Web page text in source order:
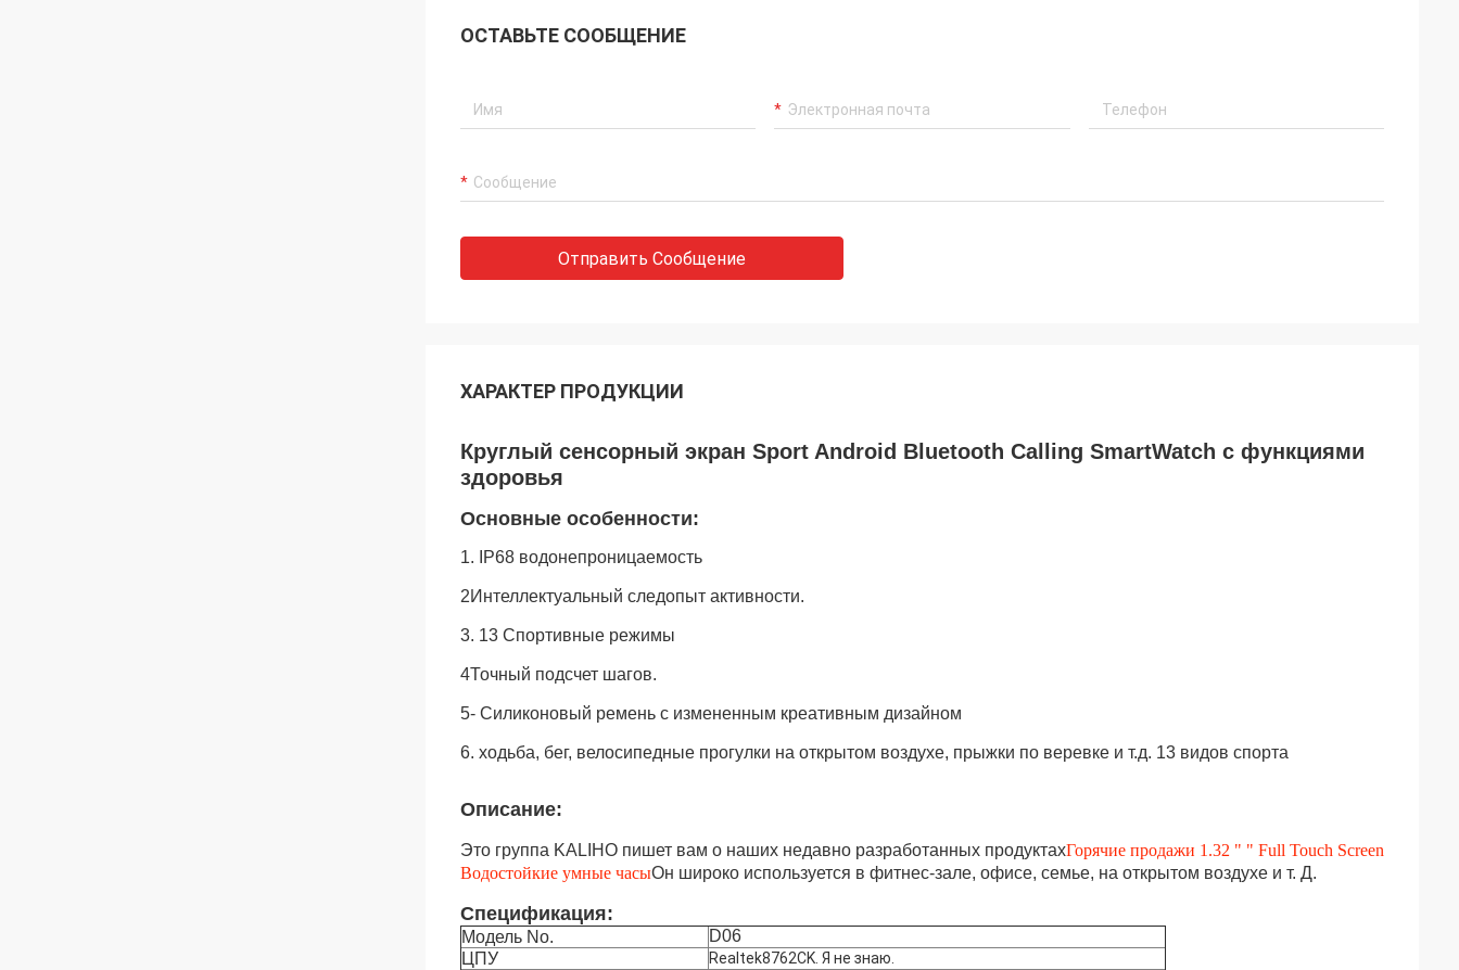
ОСТАВЬТЕ СООБЩЕНИЕ
Отправить Сообщение
ХАРАКТЕР ПРОДУКЦИИ
Круглый сенсорный экран Sport Android Bluetooth Calling SmartWatch с функциями
здоровья
Основные особенности:
1. IP68 водонепроницаемость
2Интеллектуальный следопыт активности.
3. 13 Спортивные режимы
4Точный подсчет шагов.
5- Силиконовый ремень с измененным креативным дизайном
6. ходьба, бег, велосипедные прогулки на открытом воздухе, прыжки по веревке и т.д. 13 видов спорта
Описание:
Это группа KALIHO пишет вам о наших недавно разработанных продуктахГорячие продажи 1.32 " " Full Touch Screen
Водостойкие умные часыОн широко используется в фитнес-зале, офисе, семье, на открытом воздухе и т. Д.
Спецификация:
Модель No.
D06
ЦПУ
Realtek8762CK. Я не знаю.